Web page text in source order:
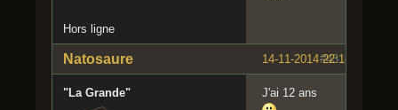
Hors ligne
#43
14-11-2014 22:18:45
Natosaure
"La Grande" J'ai 12 ans